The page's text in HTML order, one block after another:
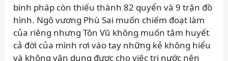
binh pháp còn thiếu thành 82 quyển và 9 trận đồ
hình. Ngô vương Phù Sai muốn chiếm đoạt làm
của riêng nhưng Tôn Vũ không muốn tâm huyết
cả đời của mình rơi vào tay những kẻ không hiểu
và không vận dụng được cho việc trị nước nên